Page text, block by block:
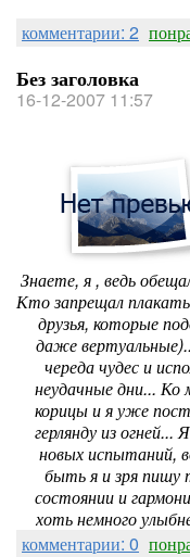
комментарии: 2
Без заголовка
16-12-2007 11:57
Знаете, я , ведь
Кто запрещал
друзья, которые
даже
череда чудес и
неудачные дни... Ко
корицы и я уже
герлянду из
новых испытаний,
быть я и зря пишу
состоянии и
хоть немного
комментарии: 0